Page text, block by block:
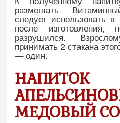
размешать.
следует использовать
после
разрушился.
принимать 2 стакана
— один.
НАПИТОК
МЕДОВЫЙ